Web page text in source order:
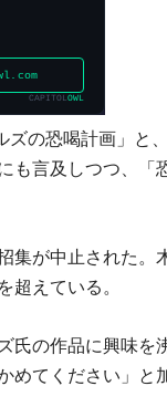
ズの恐喝計画」と
言及しつつ、「
集が中止された。
えている。
氏の作品に興味を
めてください」と